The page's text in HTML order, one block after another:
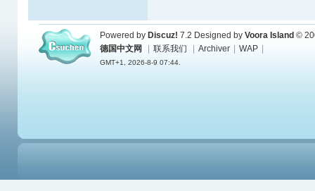
Powered by Discuz! 7.2 Designed by Voora Island ©
德国中文网
联系我们 Archiver WAP
GMT+1, 2026-8-9 07:44.